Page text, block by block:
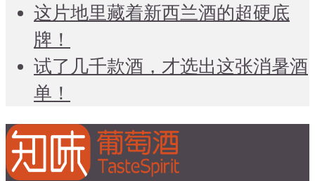
这片地里藏着新西兰酒的超硬底
牌！
试了几千款酒，才选出这张消暑酒
单！